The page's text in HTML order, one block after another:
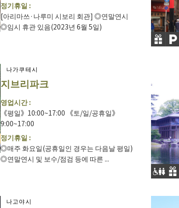
정기휴일 :
[아리마쓰·나루미 시보리 회관] ◎연말연시
◎임시 휴관 있음(2023년 6월 5일)
나가쿠테시
지브리파크
영업시간 :
《평일》10:00~17:00 《토/일/공휴일》
9:00~17:00
정기휴일 :
◎매주 화요일(공휴일인 경우는 다음날 평일)
◎연말연시 및 보수/점검 등에 따른 ...
나고야시